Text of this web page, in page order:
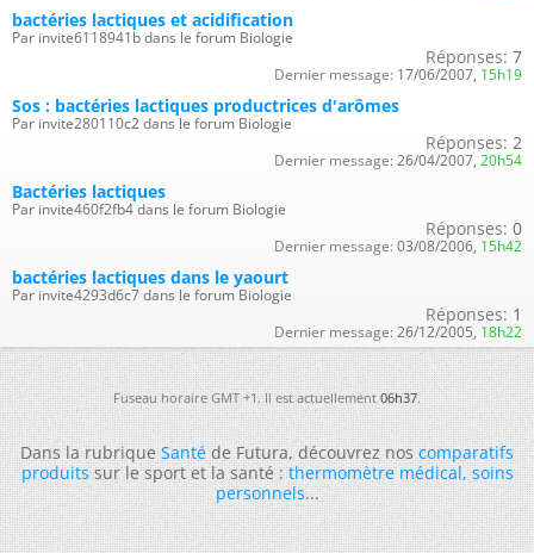
bactéries lactiques et acidification
Par invite6118941b dans le forum Biologie
Réponses: 7
Dernier message: 17/06/2007, 15h19
Sos : bactéries lactiques productrices d'arômes
Par invite280110c2 dans le forum Biologie
Réponses: 2
Dernier message: 26/04/2007, 20h54
Bactéries lactiques
Par invite460f2fb4 dans le forum Biologie
Réponses: 0
Dernier message: 03/08/2006, 15h42
bactéries lactiques dans le yaourt
Par invite4293d6c7 dans le forum Biologie
Réponses: 1
Dernier message: 26/12/2005, 18h22
Fuseau horaire GMT +1. Il est actuellement06h37.
Dans la rubriqueSantéde Futura, découvrez noscomparatifs
produitssur le sport et la santé :thermomètre médical,soins
personnels...